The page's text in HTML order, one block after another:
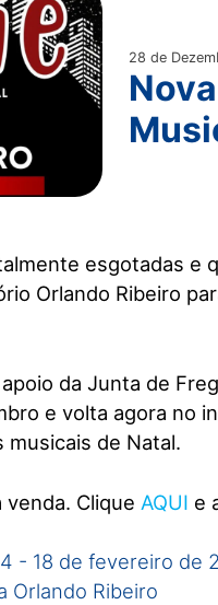
28 de
esgotadas e
Orlando Ribeiro
da Junta de
e volta agora no
musicais de Natal.
Clique AQUI e
- 18 de fevereiro de
Orlando Ribeiro